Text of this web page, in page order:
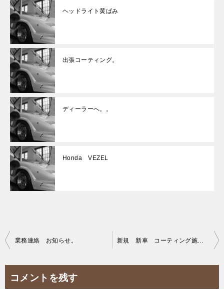
ヘッドライト黄ばみ
出張コーティング。
ディーラーへ。。
Honda VEZEL
投
ビ
業務連絡 お知らせ。
コメントを残す